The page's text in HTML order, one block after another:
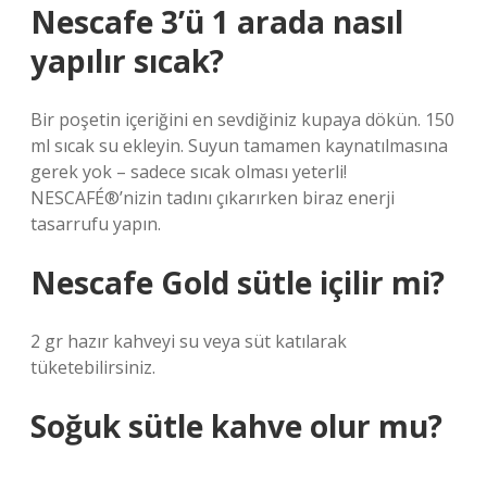
Nescafe 3’ü 1 arada nasıl
yapılır sıcak?
Bir poşetin içeriğini en sevdiğiniz kupaya dökün. 150
ml sıcak su ekleyin. Suyun tamamen kaynatılmasına
gerek yok – sadece sıcak olması yeterli!
NESCAFÉ®’nizin tadını çıkarırken biraz enerji
tasarrufu yapın.
Nescafe Gold sütle içilir mi?
2 gr hazır kahveyi su veya süt katılarak
tüketebilirsiniz.
Soğuk sütle kahve olur mu?